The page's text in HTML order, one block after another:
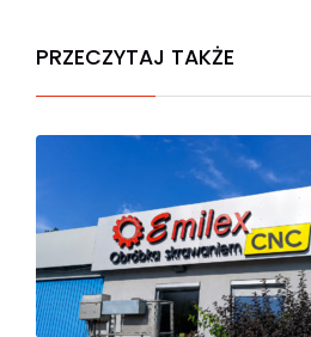
PRZECZYTAJ TAKŻE